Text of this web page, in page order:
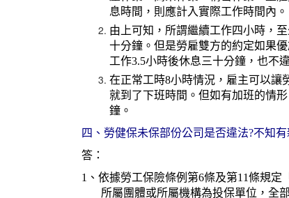
息時間，則應計入實際工作時間內。
由上可知，所謂繼續工作四小時，
十分鐘。但是勞雇雙方的約定如果
工作3.5小時後休息三十分鐘，也不
在正常工時8小時情況，雇主可以讓
就到了下班時間。但如有加班的情
鐘。
四、勞健保未保部份公司是否違法?不知
答：
1、依據勞工保險條例第6條及第11條規
所屬團體或所屬機構為投保單位，全